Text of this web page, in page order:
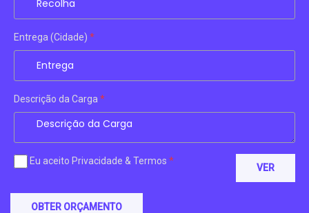
Entrega (Cidade) *
Descrição da Carga *
Eu aceito Privacidade & Termos *
VER
OBTER ORÇAMENTO